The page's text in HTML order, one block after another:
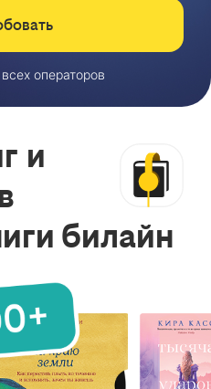
операторов
и
билайн